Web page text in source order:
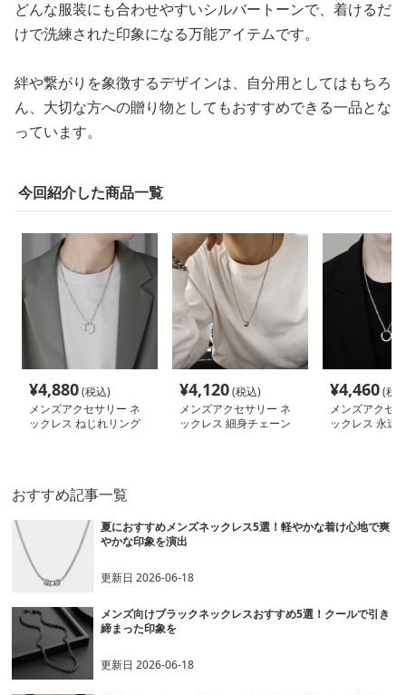
どんな服装にも合わせやすいシルバートーンで、着けるだ
けで洗練された印象になる万能アイテムです。
絆や繋がりを象徴するデザインは、自分用としてはもちろ
ん、大切な方への贈り物としてもおすすめできる一品とな
っています。
今回紹介した商品一覧
¥4,880(税込)
メンズアクセサリー ネ
ックレス ねじれリング
¥4,120(税込)
メンズアクセサリー ネ
ックレス 細身チェーン
¥4,460(税
メンズアクセ
ックレス 永遠
おすすめ記事一覧
夏におすすめメンズネックレス5選！軽やかな着け心地で爽
やかな印象を演出
更新日2026-06-18
メンズ向けブラックネックレスおすすめ5選！クールで引き
締まった印象を
更新日2026-06-18